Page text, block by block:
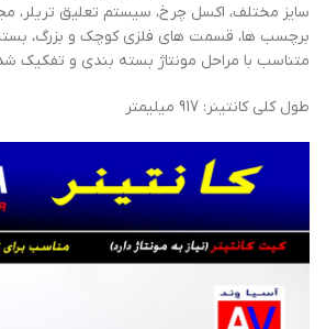
سایز مختلف، اکسل چرخ، سیستم تعلیق تریلر،
برچسب ها، قسمت های فلزی کوچک و بزرگ،
متناسب با مراحل مونتاژ بسته بندی و تفکیک
طول کلی کانتینر: 917 میلیمتر